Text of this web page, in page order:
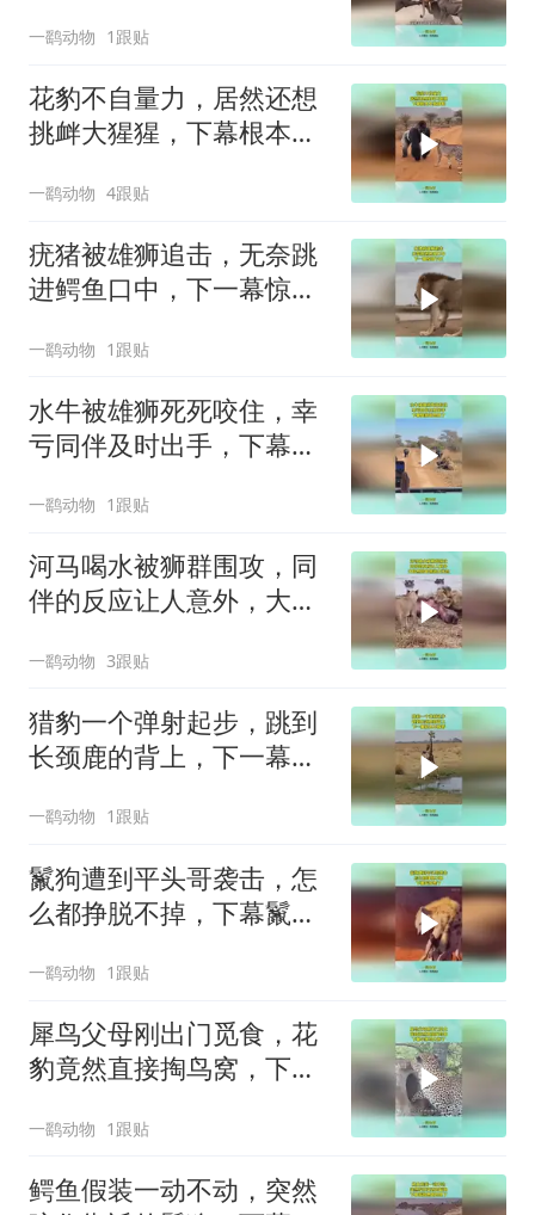
一鹞动物 1跟贴
花豹不自量力，居然还想
挑衅大猩猩，下幕根本不
一鹞动物 4跟贴
疣猪被雄狮追击，无奈跳
进鳄鱼口中，下一幕惊掉
一鹞动物 1跟贴
水牛被雄狮死死咬住，幸
亏同伴及时出手，下幕雄
一鹞动物 1跟贴
河马喝水被狮群围攻，同
伴的反应让人意外，大自
一鹞动物 3跟贴
猎豹一个弹射起步，跳到
长颈鹿的背上，下一幕根
一鹞动物 1跟贴
鬣狗遭到平头哥袭击，怎
么都挣脱不掉，下幕鬣狗
一鹞动物 1跟贴
犀鸟父母刚出门觅食，花
豹竟然直接掏鸟窝，下幕
一鹞动物 1跟贴
鳄鱼假装一动不动，突然